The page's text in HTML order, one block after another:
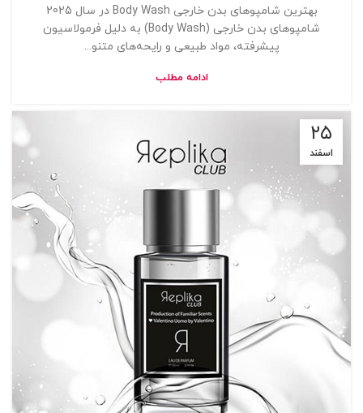
بهترین شامپوهای بدن خارجی Body Wash در سال 2025
شامپوهای بدن خارجی (Body Wash) به دلیل فرمولاسیون
پیشرفته، مواد طبیعی و رایحه‌های متنو...
ادامه مطلب
۲۵
اسفند